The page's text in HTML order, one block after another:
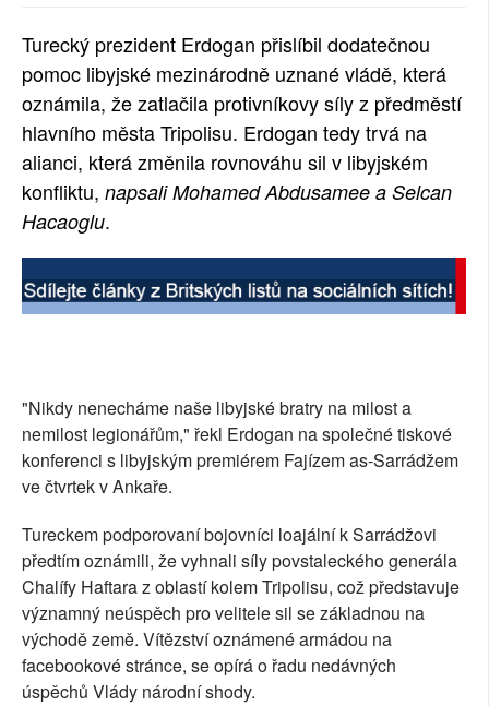
RUBRIKY
PLNÁ VERZE STRÁNEK
Turecký prezident Erdogan přislíbil dodatečnou
pomoc libyjské mezinárodně uznané vládě, která
oznámila, že zatlačila protivníkovy síly z předměstí
hlavního města Tripolisu. Erdogan tedy trvá na
alianci, která změnila rovnováhu sil v libyjském
konfliktu, napsali Mohamed Abdusamee a Selcan
Hacaoglu.
"Nikdy nenecháme naše libyjské bratry na milost a
nemilost legionářům," řekl Erdogan na společné tiskové
konferenci s libyjským premiérem Fajízem as-Sarrádžem
ve čtvrtek v Ankaře.
Tureckem podporovaní bojovníci loajální k Sarrádžovi
předtím oznámili, že vyhnali síly povstaleckého generála
Chalífy Haftara z oblastí kolem Tripolisu, což představuje
významný neúspěch pro velitele sil se základnou na
východě země. Vítězství oznámené armádou na
facebookové stránce, se opírá o řadu nedávných
úspěchů Vlády národní shody.